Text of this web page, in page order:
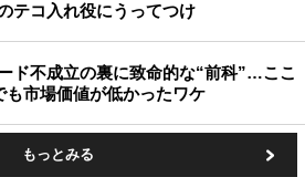
テコ入れ役にうってつけ
ド不成立の裏に致命的な“前科”…ここ
も市場価値が低かったワケ
もっとみる